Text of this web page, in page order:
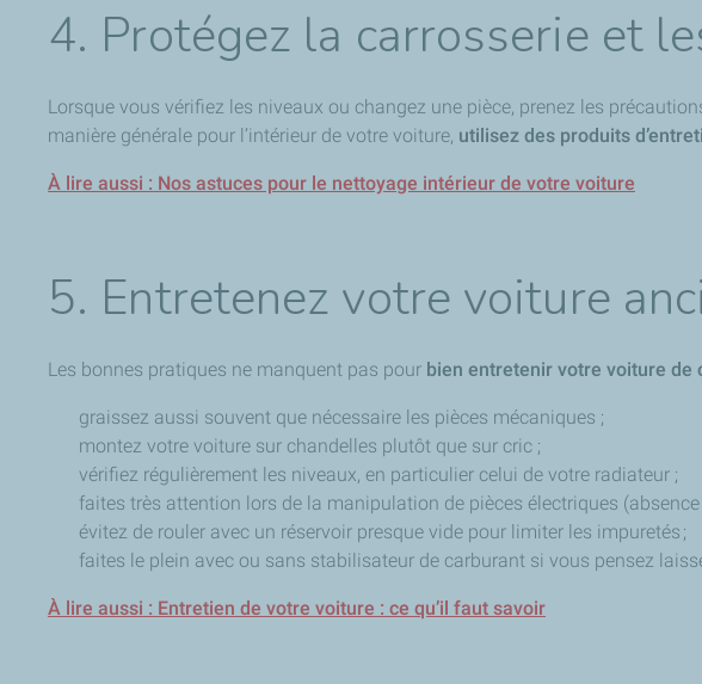
4. Protégez la carrosserie et
Lorsque vous vérifiez les niveaux ou changez une pièce, prenez les
manière générale pour l’intérieur de votre voiture, utilisez des produits
À lire aussi : Nos astuces pour le nettoyage intérieur de votre voiture
5. Entretenez votre voiture
Les bonnes pratiques ne manquent pas pour bien entretenir votre voiture de
graissez aussi souvent que nécessaire les pièces mécaniques ;
montez votre voiture sur chandelles plutôt que sur cric ;
vérifiez régulièrement les niveaux, en particulier celui de votre radiateur ;
faites très attention lors de la manipulation de pièces électriques (absence
évitez de rouler avec un réservoir presque vide pour limiter les impuretés ;
faites le plein avec ou sans stabilisateur de carburant si vous pensez
À lire aussi : Entretien de votre voiture : ce qu’il faut savoir